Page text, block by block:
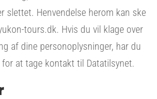
slettet. Henvendelse herom kan ske
tours.dk. Hvis du vil klage over
af dine personoplysninger, har du
at tage kontakt til Datatilsynet.